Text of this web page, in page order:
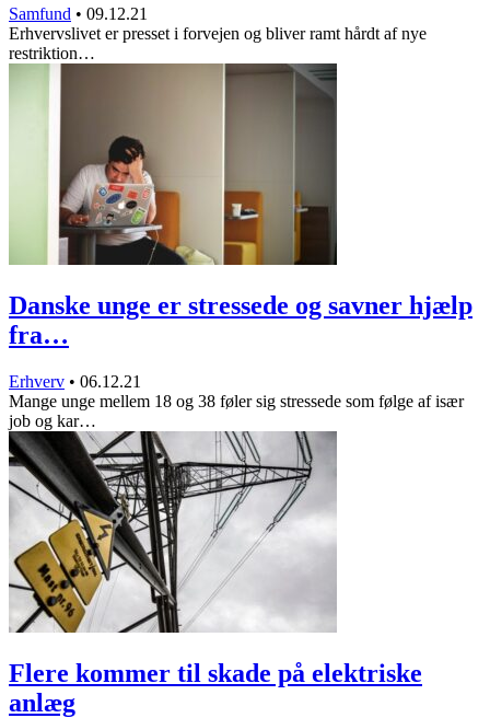
Samfund • 09.12.21
Erhvervslivet er presset i forvejen og bliver ramt hårdt af nye
restriktion…
Danske unge er stressede og savner hjælp
fra…
Erhverv • 06.12.21
Mange unge mellem 18 og 38 føler sig stressede som følge af især
job og kar…
Flere kommer til skade på elektriske
anlæg